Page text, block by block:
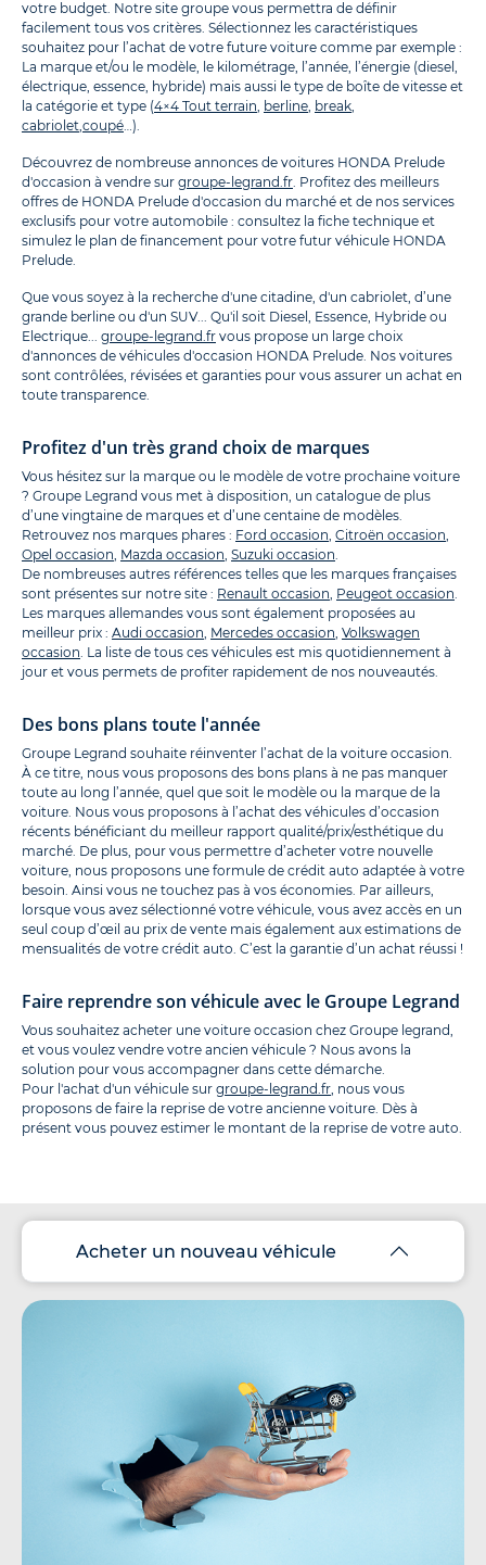
votre budget. Notre site groupe vous permettra de définir
facilement tous vos critères. Sélectionnez les caractéristiques
souhaitez pour l’achat de votre future voiture comme par exemple :
La marque et/ou le modèle, le kilométrage, l’année, l’énergie (diesel,
électrique, essence, hybride) mais aussi le type de boîte de vitesse et
la catégorie et type (4×4 Tout terrain, berline, break,
cabriolet,coupé…).
Découvrez de nombreuse annonces de voitures HONDA Prelude
d'occasion à vendre sur groupe-legrand.fr. Profitez des meilleurs
offres de HONDA Prelude d'occasion du marché et de nos services
exclusifs pour votre automobile : consultez la fiche technique et
simulez le plan de financement pour votre futur véhicule HONDA
Prelude.
Que vous soyez à la recherche d'une citadine, d'un cabriolet, d’une
grande berline ou d'un SUV... Qu'il soit Diesel, Essence, Hybride ou
Electrique... groupe-legrand.fr vous propose un large choix
d'annonces de véhicules d'occasion HONDA Prelude. Nos voitures
sont contrôlées, révisées et garanties pour vous assurer un achat en
toute transparence.
Profitez d'un très grand choix de marques
Vous hésitez sur la marque ou le modèle de votre prochaine voiture
? Groupe Legrand vous met à disposition, un catalogue de plus
d’une vingtaine de marques et d’une centaine de modèles.
Retrouvez nos marques phares : Ford occasion, Citroën occasion,
Opel occasion, Mazda occasion, Suzuki occasion.
De nombreuses autres références telles que les marques françaises
sont présentes sur notre site : Renault occasion, Peugeot occasion.
Les marques allemandes vous sont également proposées au
meilleur prix : Audi occasion, Mercedes occasion, Volkswagen
occasion. La liste de tous ces véhicules est mis quotidiennement à
jour et vous permets de profiter rapidement de nos nouveautés.
Des bons plans toute l'année
Groupe Legrand souhaite réinventer l’achat de la voiture occasion.
À ce titre, nous vous proposons des bons plans à ne pas manquer
toute au long l’année, quel que soit le modèle ou la marque de la
voiture. Nous vous proposons à l’achat des véhicules d’occasion
récents bénéficiant du meilleur rapport qualité/prix/esthétique du
marché. De plus, pour vous permettre d’acheter votre nouvelle
voiture, nous proposons une formule de crédit auto adaptée à votre
besoin. Ainsi vous ne touchez pas à vos économies. Par ailleurs,
lorsque vous avez sélectionné votre véhicule, vous avez accès en un
seul coup d’œil au prix de vente mais également aux estimations de
mensualités de votre crédit auto. C’est la garantie d’un achat réussi !
Faire reprendre son véhicule avec le Groupe Legrand
Vous souhaitez acheter une voiture occasion chez Groupe legrand,
et vous voulez vendre votre ancien véhicule ? Nous avons la
solution pour vous accompagner dans cette démarche.
Pour l'achat d'un véhicule sur groupe-legrand.fr, nous vous
proposons de faire la reprise de votre ancienne voiture. Dès à
présent vous pouvez estimer le montant de la reprise de votre auto.
Acheter un nouveau véhicule